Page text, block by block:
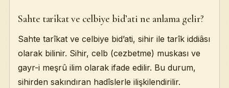
Sahte tarîkat ve celbiye bid’ati ne anlama gelir?
Sahte tarîkat ve celbiye bid’ati, sihir ile tarîk iddiâsı
olarak bilinir. Sihir, celb (cezbetme) muskası ve
gayr-i meşrû ilim olarak ifade edilir. Bu durum,
sihirden sakındıran hadîslerle ilişkilendirilir.